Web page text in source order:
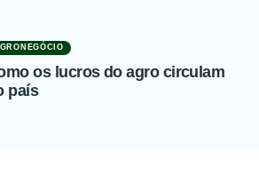
os lucros do agro circulam
país